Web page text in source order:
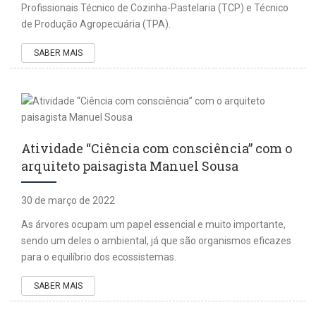
Profissionais Técnico de Cozinha-Pastelaria (TCP) e Técnico
de Produção Agropecuária (TPA).
SABER MAIS
Atividade “Ciência com consciência” com o
arquiteto paisagista Manuel Sousa
30 de março de 2022
As árvores ocupam um papel essencial e muito importante,
sendo um deles o ambiental, já que são organismos eficazes
para o equilíbrio dos ecossistemas.
SABER MAIS